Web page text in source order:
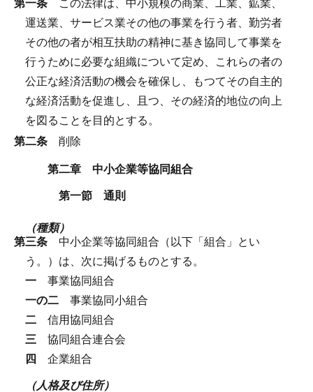
運送業、サービス業その他の事業を行う者、勤労者
その他の者が相互扶助の精神に基き協同して事業を
行うために必要な組織について定め、これらの者の
公正な経済活動の機会を確保し、もつてその自主的
な経済活動を促進し、且つ、その経済的地位の向上
を図ることを目的とする。
第二条 削除
第二章 中小企業等協同組合
第一節 通則
（種類）
第三条 中小企業等協同組合（以下「組合」とい
う。）は、次に掲げるものとする。
一 事業協同組合
一の二 事業協同小組合
二 信用協同組合
三 協同組合連合会
四 企業組合
（人格及び住所）